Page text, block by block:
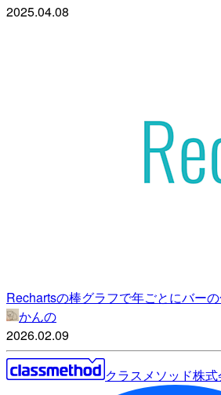
2025.04.08
Rechartsの棒グラフで年ごとにバー
かんの
2026.02.09
クラスメソッド株式